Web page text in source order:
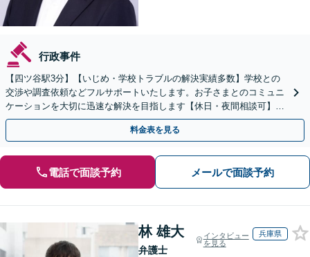
行政事件
【四ツ谷駅3分】【いじめ・学校トラブルの解決実績多数】学校との
交渉や調査依頼などフルサポートいたします。お子さまとのコミュニ
ケーションを大切に迅速な解決を目指します【休日・夜間相談可】
【初回相談無料】【Zoomなどのオンライン面談可】
料金表を見る
電話で面談予約 メールで面談予約
林 雄大
弁護士
インタビュー
を見る
兵庫県